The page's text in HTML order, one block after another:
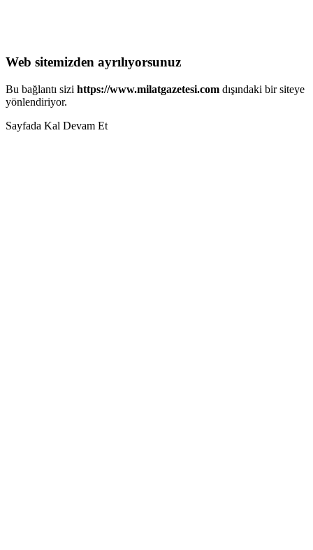
Web sitemizden ayrılıyorsunuz
Bu bağlantı sizi https://www.milatgazetesi.com dışındaki bir siteye
yönlendiriyor.
Sayfada Kal Devam Et